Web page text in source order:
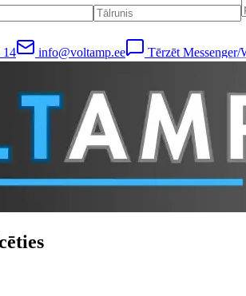
14 info@voltamp.ee Tērzēt Messenger/